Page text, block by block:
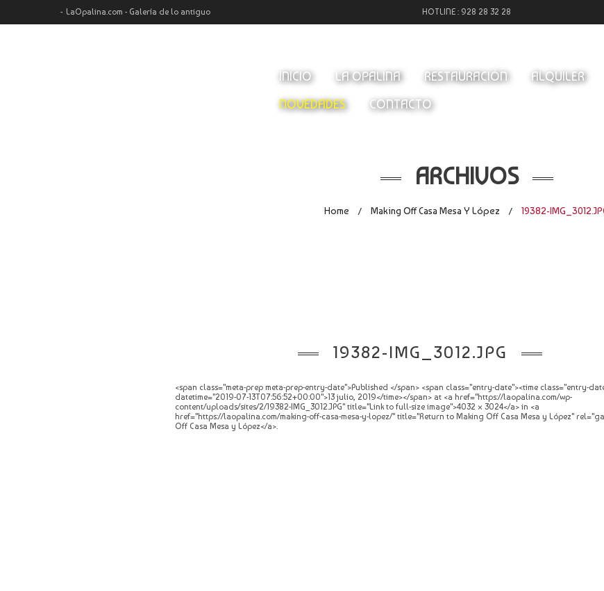
LaOpalina.com - Galería de lo antiguo HOTLINE : 928 28 32 28
INICIO LA OPALINA RESTAURACIÓN ALQUILER
NOVEDADES
CONTACTO
ARCHIVOS
Home / Making Off Casa Mesa Y López / 19382-
19382-IMG_3012.JPG
<span class="meta-prep meta-prep-entry-date">Published </span> <span class="entry-date"><time class="entry-
datetime="2019-07-13T07:56:52+00:00">13 julio, 2019</time></span> at <a href="https://laopalina.com/wp-
content/uploads/sites/2/19382-IMG_3012.JPG" title="Link to full-size image">4032 × 3024</a> in <a
href="https://laopalina.com/making-off-casa-mesa-y-lopez/" title="Return to Making Off Casa Mesa y López"
Off Casa Mesa y López</a>.